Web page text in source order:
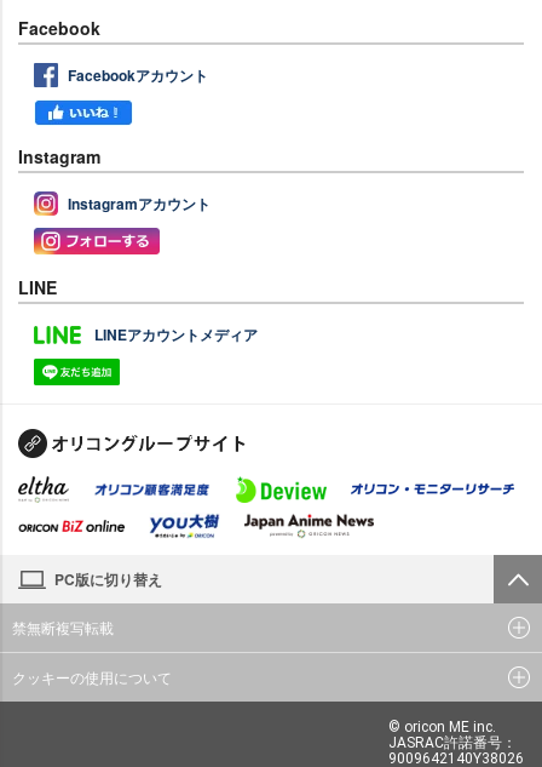
Facebook
Facebookアカウント
Instagram
Instagramアカウント
LINE
LINEアカウントメディア
PC版に切り替え
禁無断複写転載
クッキーの使用について
© oricon ME inc.
JASRAC許諾番号：
9009642140Y38026